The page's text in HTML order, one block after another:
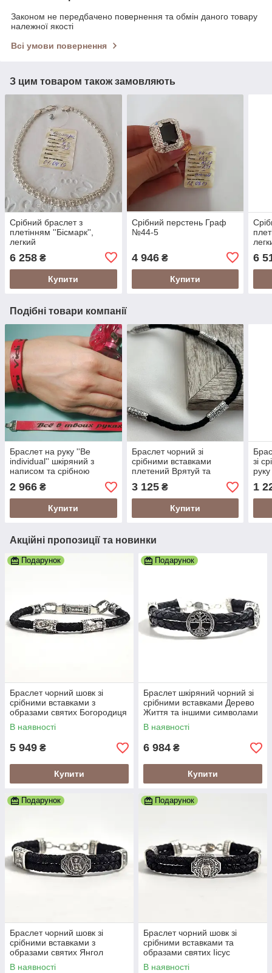
Законом не передбачено повернення та обмін даного товару
належної якості
Всі умови повернення
З цим товаром також замовляють
Срібний браслет з
плетінням ''Бісмарк'',
легкий
6 258 ₴
Купити
Срібний перстень Граф
№44-5
4 946₴
Купити
6
Подібні товари компанії
Браслет на руку ''Be
individual'' шкіряний з
написом та срібною
кольорах
2 966 ₴
Купити
Браслет чорний зі
срібними вставками
плетений Врятуй та
3 125₴
Купити
зі
руку
1
Акційні пропозиції та новинки
Подарунок
Браслет чорний шовк зі
срібними вставками з
образами святих Богородиця
та Спаситель
В наявності
5 949 ₴
Купити
Подарунок
Браслет шкіряний чорний зі
срібними вставками Дерево
Життя та іншими символами
В наявності
6 984 ₴
Купити
Подарунок
Браслет чорний шовк зі
срібними вставками з
образами святих Янгол
Охоронець
В наявності
Подарунок
Браслет чорний шовк зі
срібними вставками та
образами святих Іісус
Христос
В наявності